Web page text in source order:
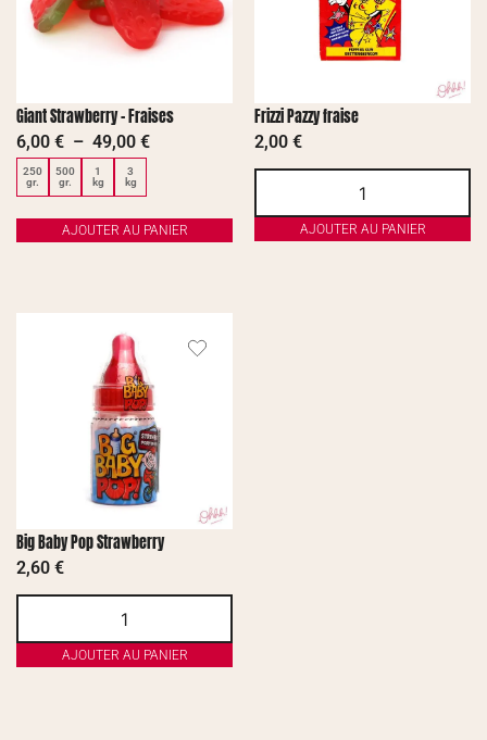
Giant Strawberry – Fraises
6,00 € – 49,00 €
250
gr.
500
gr.
1
kg
3
kg
AJOUTER AU PANIER
Frizzi Pazzy fraise
2,00 €
AJOUTER AU PANIER
Big Baby Pop Strawberry
2,60 €
AJOUTER AU PANIER